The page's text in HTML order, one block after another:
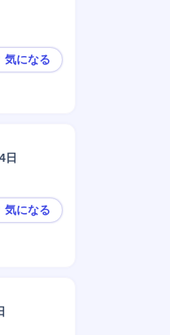
微生物分析・研究
気になる
日
【袋井市/化粧品の製造管
気になる